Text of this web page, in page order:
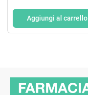
Aggiungi al carrello